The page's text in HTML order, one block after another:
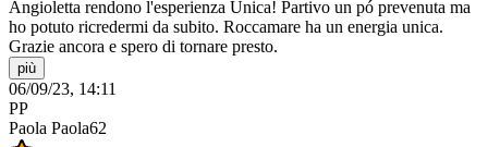
Angioletta rendono l'esperienza Unica! Partivo un pó prevenuta ma
ho potuto ricredermi da subito. Roccamare ha un energia unica.
Grazie ancora e spero di tornare presto.
più
06/09/23, 14:11
PP
Paola Paola62